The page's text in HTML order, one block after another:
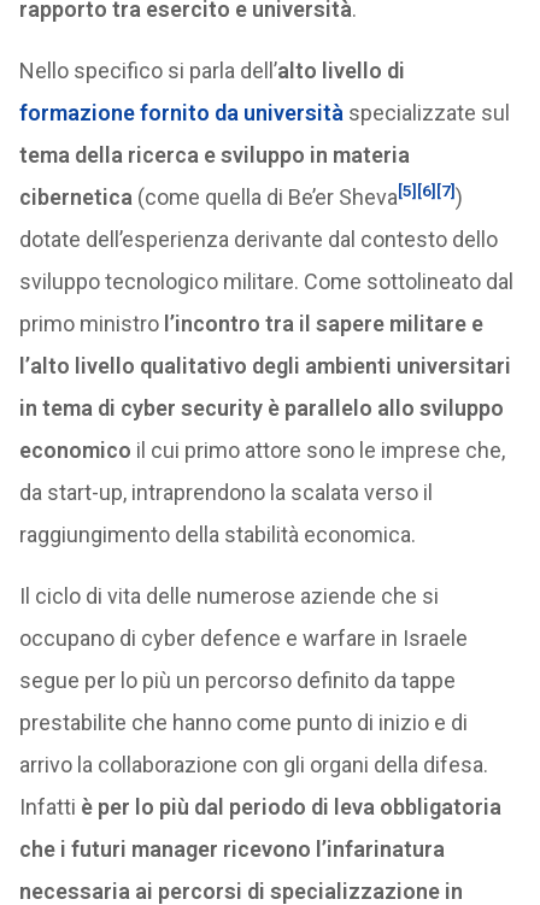
rapporto tra esercito e università.
Nello specifico si parla dell’alto livello di
formazione fornito da università specializzate sul
tema della ricerca e sviluppo in materia
cibernetica (come quella di Be’er Sheva[5] [6] [7])
dotate dell’esperienza derivante dal contesto dello
sviluppo tecnologico militare. Come sottolineato dal
primo ministro l’incontro tra il sapere militare e
l’alto livello qualitativo degli ambienti universitari
in tema di cyber security è parallelo allo sviluppo
economico il cui primo attore sono le imprese che,
da start-up, intraprendono la scalata verso il
raggiungimento della stabilità economica.
Il ciclo di vita delle numerose aziende che si
occupano di cyber defence e warfare in Israele
segue per lo più un percorso definito da tappe
prestabilite che hanno come punto di inizio e di
arrivo la collaborazione con gli organi della difesa.
Infatti è per lo più dal periodo di leva obbligatoria
che i futuri manager ricevono l’infarinatura
necessaria ai percorsi di specializzazione in